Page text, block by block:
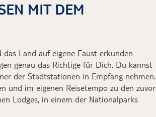
MIT DEM
Land auf eigene Faust erkunden
genau das Richtige für Dich. Du kannst
der Stadtstationen in Empfang nehmen.
und im eigenen Reisetempo zu den zuvor
Lodges, in einem der Nationalparks